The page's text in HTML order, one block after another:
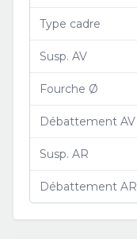
Type cadre
Susp. AV
Fourche Ø
Débattement AV
Susp. AR
Débattement AR